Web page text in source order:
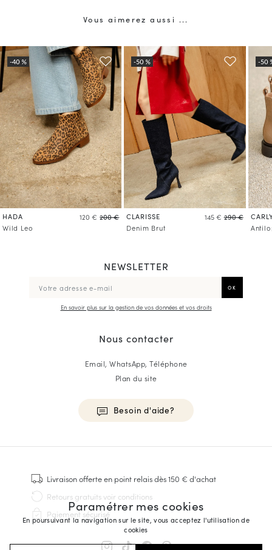
Vous aimerez aussi ...
HADA 120 € 200 €
Wild Leo
CLARISSE 145 € 290 €
Denim Brut
Paramétrer mes cookies
En poursuivant la navigation sur le site, vous acceptez l'utilisation de
cookies
NEWSLETTER
En savoir plus sur la gestion de vos données et vos droits
Nous contacter
Email, WhatsApp, Téléphone
Plan du site
Besoin d'aide?
Baskets
Cousu Goodyear
Derbies & Richelieu
Richelieus Homme
Livraison offerteen point relais dès 150 € d'achat
Retours gratuitsvoir conditions
Paiement sécurisé